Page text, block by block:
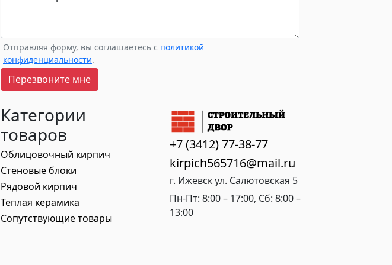
Отправляя форму, вы соглашаетесь с политикой
конфиденциальности.
Перезвоните мне
Категории
товаров
Облицовочный кирпич
Стеновые блоки
Рядовой кирпич
Теплая керамика
Сопутствующие товары
+7 (3412) 77-38-77
kirpich565716@mail.ru
г. Ижевск ул. Салютовская 5
Пн-Пт: 8:00 – 17:00, Сб: 8:00 –
13:00